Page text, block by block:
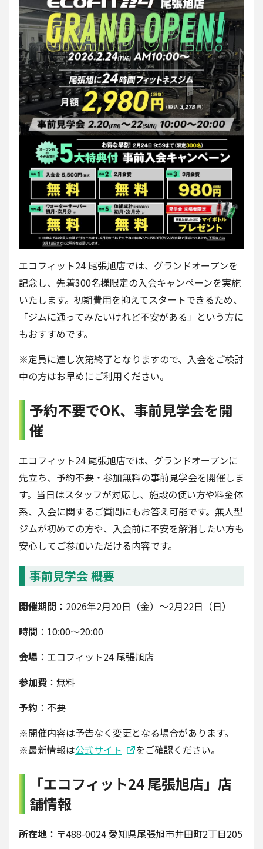
エコフィット24 尾張旭店では、グランドオープンを
記念し、先着300名様限定の入会キャンペーンを実施
いたします。初期費用を抑えてスタートできるため、
「ジムに通ってみたいけれど不安がある」という方に
もおすすめです。
※定員に達し次第終了となりますので、入会をご検討
中の方はお早めにご利用ください。
予約不要でOK、事前見学会を開
催
エコフィット24 尾張旭店では、グランドオープンに
先立ち、予約不要・参加無料の事前見学会を開催しま
す。当日はスタッフが対応し、施設の使い方や料金体
系、入会に関するご質問にもお答え可能です。無人型
ジムが初めての方や、入会前に不安を解消したい方も
安心してご参加いただける内容です。
事前見学会 概要
開催期間 ：2026年2月20日（金）〜2月22日（日）
時間 ：10:00〜20:00
会場 ：エコフィット24 尾張旭店
参加費 ：無料
予約 ：不要
※開催内容は予告なく変更となる場合があります。
※最新情報は公式サイト をご確認ください。
「エコフィット24 尾張旭店」店
舗情報
所在地 ：〒488-0024 愛知県尾張旭市井田町2丁目205